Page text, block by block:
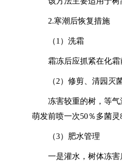
2.寒潮后恢复措施
（1）洗霜
霜冻后应抓紧在化
（2）修剪、清园灭
冻害较重的树，等
萌发前喷一次50％多菌灵
（3）肥水管理
一是灌水，树体冻